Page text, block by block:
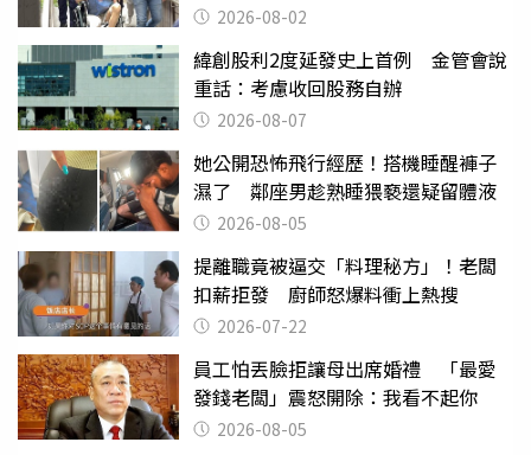
2026-08-02
緯創股利2度延發史上首例 金管會說
重話：考慮收回股務自辦
2026-08-07
她公開恐怖飛行經歷！搭機睡醒褲子
濕了 鄰座男趁熟睡猥褻還疑留體液
2026-08-05
提離職竟被逼交「料理秘方」！老闆
扣薪拒發 廚師怒爆料衝上熱搜
2026-07-22
員工怕丟臉拒讓母出席婚禮 「最愛
發錢老闆」震怒開除：我看不起你
2026-08-05